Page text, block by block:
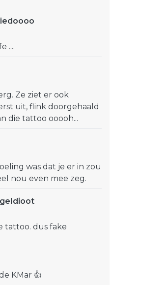
....
Ze ziet er ook
uit, flink doorgehaald
die tattoo ooooh...
was dat je er in zou
nou even mee zeg.
tattoo. dus fake
KMar 👍